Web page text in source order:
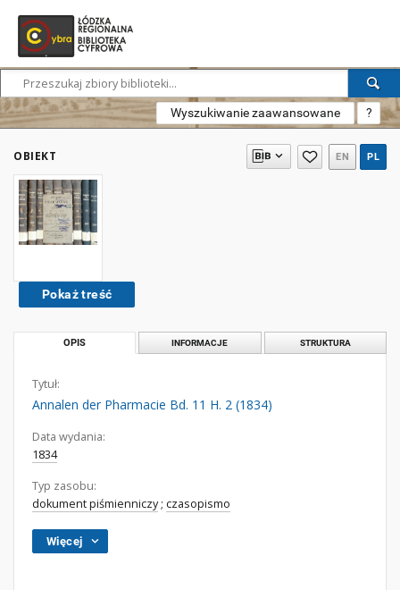
Wyszukiwanie zaawansowane ?
OBIEKT EN PL
Pokaż treść
OPIS INFORMACJE STRUKTURA
Tytuł:
Annalen der Pharmacie Bd. 11 H. 2 (1834)
Data wydania:
1834
Typ zasobu:
dokument piśmienniczy; czasopismo
Więcej